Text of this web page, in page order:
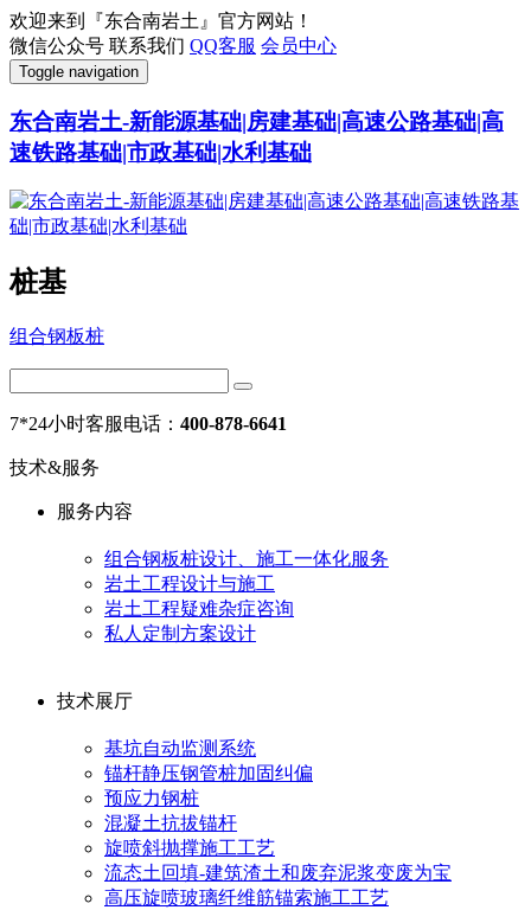
欢迎来到『东合南岩土』官方网站！
微信公众号 联系我们 QQ客服 会员中心
Toggle navigation
东合南岩土-新能源基础|房建基础|高速公路基础|高
速铁路基础|市政基础|水利基础
桩基
组合钢板桩
7*24小时客服电话： 400-878-6641
技术&服务
服务内容
组合钢板桩设计、施工一体化服务
岩土工程设计与施工
岩土工程疑难杂症咨询
私人定制方案设计
技术展厅
基坑自动监测系统
锚杆静压钢管桩加固纠偏
预应力钢桩
混凝土抗拔锚杆
旋喷斜抛撑施工工艺
流态土回填-建筑渣土和废弃泥浆变废为宝
高压旋喷玻璃纤维筋锚索施工工艺